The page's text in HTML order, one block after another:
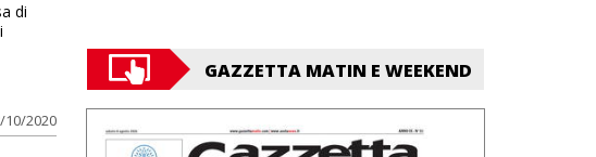
10/2020
di
GAZZETTA MATIN E WEEKEND